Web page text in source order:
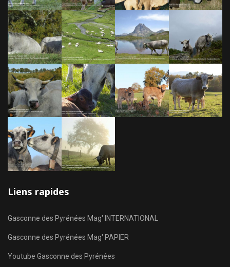
Liens rapides
Gasconne des Pyrénées Mag' INTERNATIONAL
Gasconne des Pyrénées Mag' PAPIER
Youtube Gasconne des Pyrénées